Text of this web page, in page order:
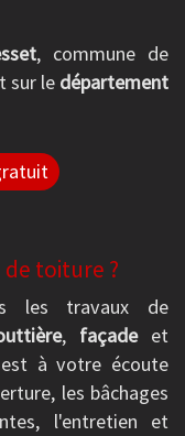
, commune de
sur le département
toiture ?
les travaux de
, façadeet
à votre écoute
les bâchages
l'entretien et